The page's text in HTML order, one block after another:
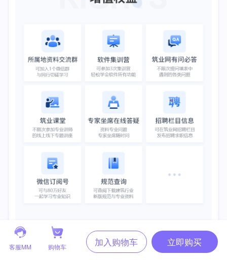
客服MM 购物车 加入购物车 立即购买